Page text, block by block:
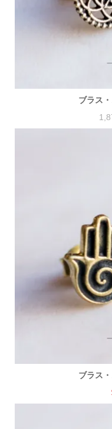
ブラス
ブラス